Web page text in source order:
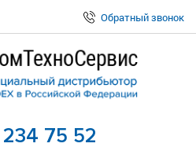
Обратный звонок
75 52